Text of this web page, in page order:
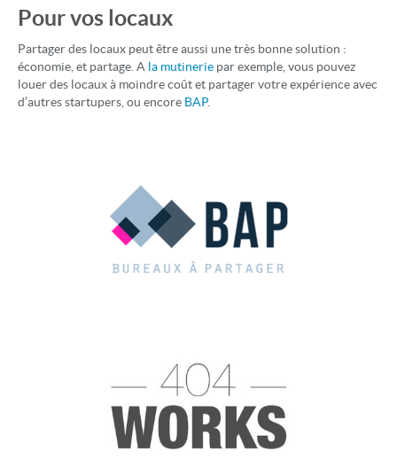
Pour vos locaux
Partager des locaux peut être aussi une très bonne solution :
économie, et partage. A la mutinerie par exemple, vous pouvez
louer des locaux à moindre coût et partager votre expérience avec
d’autres startupers, ou encore BAP.